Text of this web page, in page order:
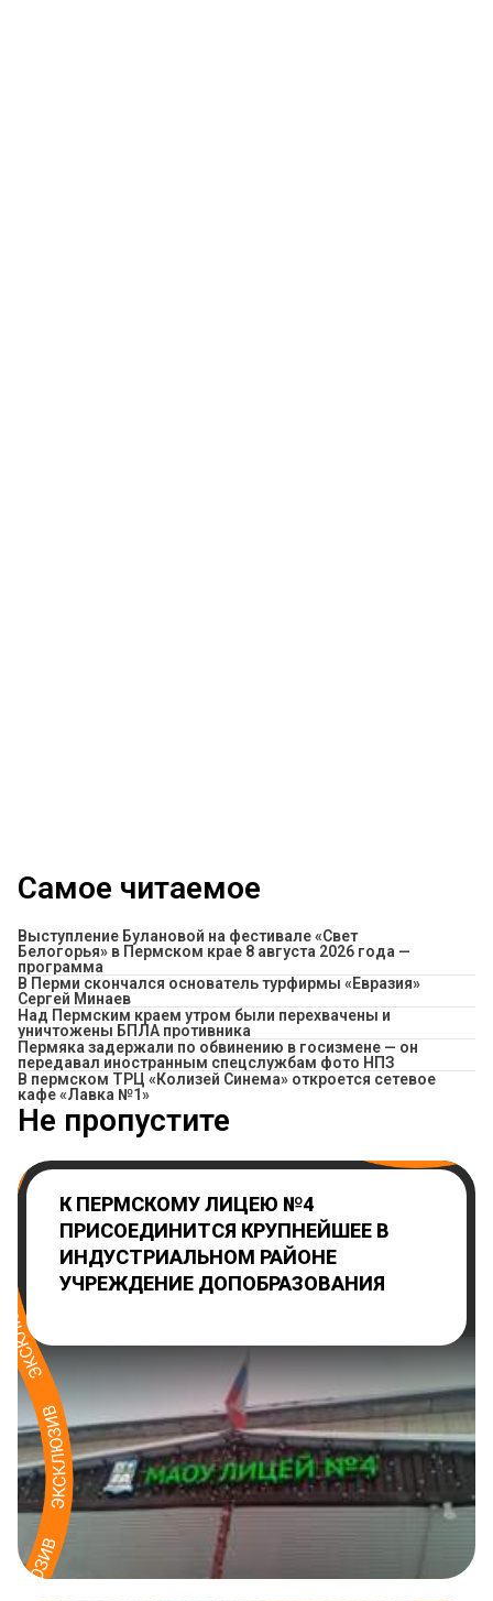
Самое читаемое
Выступление Булановой на фестивале «Свет
Белогорья» в Пермском крае 8 августа 2026 года —
программа
В Перми скончался основатель турфирмы «Евразия»
Сергей Минаев
Над Пермским краем утром были перехвачены и
уничтожены БПЛА противника
Пермяка задержали по обвинению в госизмене — он
передавал иностранным спецслужбам фото НПЗ
​В пермском ТРЦ «Колизей Синема» откроется сетевое
кафе «Лавка №1»
Не пропустите
К ПЕРМСКОМУ ЛИЦЕЮ №4
ПРИСОЕДИНИТСЯ КРУПНЕЙШЕЕ В
ИНДУСТРИАЛЬНОМ РАЙОНЕ
УЧРЕЖДЕНИЕ ДОПОБРАЗОВАНИЯ